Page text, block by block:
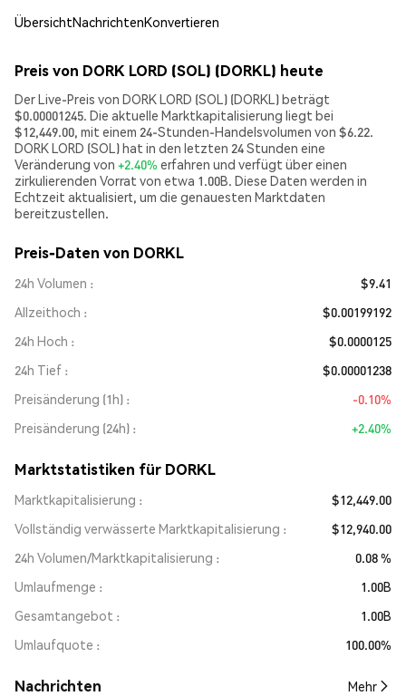
ÜbersichtNachrichtenKonvertieren
Preis von DORK LORD (SOL) (DORKL) heute
Der Live-Preis von DORK LORD (SOL) (DORKL) beträgt
$0.00001245. Die aktuelle Marktkapitalisierung liegt bei
$12,449.00, mit einem 24-Stunden-Handelsvolumen von $6.22.
DORK LORD (SOL) hat in den letzten 24 Stunden eine
Veränderung von +2.40% erfahren und verfügt über einen
zirkulierenden Vorrat von etwa 1.00B. Diese Daten werden in
Echtzeit aktualisiert, um die genauesten Marktdaten
bereitzustellen.
Preis-Daten von DORKL
24h Volumen
$9.41
Allzeithoch
$0.00199192
24h Hoch
$0.0000125
24h Tief
$0.00001238
Preisänderung (1h)
-0.10%
Preisänderung (24h)
+2.40%
Marktstatistiken für DORKL
Marktkapitalisierung
$12,449.00
Vollständig verwässerte Marktkapitalisierung
$12,940.00
24h Volumen/Marktkapitalisierung
0.08 %
Umlaufmenge
1.00B
Gesamtangebot
1.00B
Umlaufquote
100.00%
Nachrichten Mehr